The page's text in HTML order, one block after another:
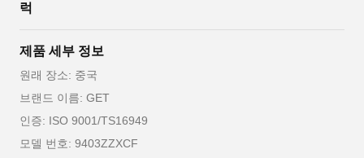
럭
제품 세부 정보
원래 장소: 중국
브랜드 이름: GET
인증: ISO 9001/TS16949
모델 번호: 9403ZZXCF